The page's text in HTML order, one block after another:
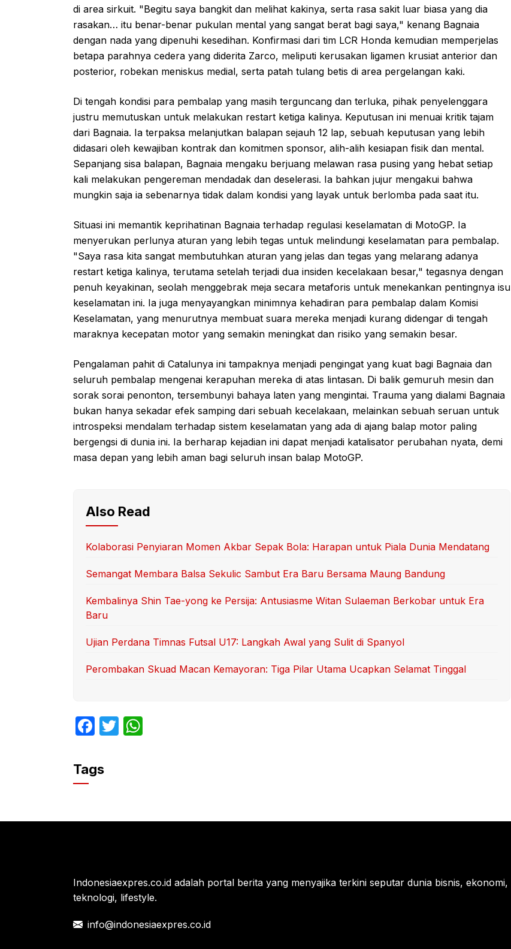
di area sirkuit. "Begitu saya bangkit dan melihat kakinya, serta rasa sakit luar biasa yang dia
rasakan… itu benar-benar pukulan mental yang sangat berat bagi saya," kenang Bagnaia
dengan nada yang dipenuhi kesedihan. Konfirmasi dari tim LCR Honda kemudian memperjelas
betapa parahnya cedera yang diderita Zarco, meliputi kerusakan ligamen krusiat anterior dan
posterior, robekan meniskus medial, serta patah tulang betis di area pergelangan kaki.
Di tengah kondisi para pembalap yang masih terguncang dan terluka, pihak penyelenggara
justru memutuskan untuk melakukan restart ketiga kalinya. Keputusan ini menuai kritik tajam
dari Bagnaia. Ia terpaksa melanjutkan balapan sejauh 12 lap, sebuah keputusan yang lebih
didasari oleh kewajiban kontrak dan komitmen sponsor, alih-alih kesiapan fisik dan mental.
Sepanjang sisa balapan, Bagnaia mengaku berjuang melawan rasa pusing yang hebat setiap
kali melakukan pengereman mendadak dan deselerasi. Ia bahkan jujur mengakui bahwa
mungkin saja ia sebenarnya tidak dalam kondisi yang layak untuk berlomba pada saat itu.
Situasi ini memantik keprihatinan Bagnaia terhadap regulasi keselamatan di MotoGP. Ia
menyerukan perlunya aturan yang lebih tegas untuk melindungi keselamatan para pembalap.
"Saya rasa kita sangat membutuhkan aturan yang jelas dan tegas yang melarang adanya
restart ketiga kalinya, terutama setelah terjadi dua insiden kecelakaan besar," tegasnya dengan
penuh keyakinan, seolah menggebrak meja secara metaforis untuk menekankan pentingnya isu
keselamatan ini. Ia juga menyayangkan minimnya kehadiran para pembalap dalam Komisi
Keselamatan, yang menurutnya membuat suara mereka menjadi kurang didengar di tengah
maraknya kecepatan motor yang semakin meningkat dan risiko yang semakin besar.
Pengalaman pahit di Catalunya ini tampaknya menjadi pengingat yang kuat bagi Bagnaia dan
seluruh pembalap mengenai kerapuhan mereka di atas lintasan. Di balik gemuruh mesin dan
sorak sorai penonton, tersembunyi bahaya laten yang mengintai. Trauma yang dialami Bagnaia
bukan hanya sekadar efek samping dari sebuah kecelakaan, melainkan sebuah seruan untuk
introspeksi mendalam terhadap sistem keselamatan yang ada di ajang balap motor paling
bergengsi di dunia ini. Ia berharap kejadian ini dapat menjadi katalisator perubahan nyata, demi
masa depan yang lebih aman bagi seluruh insan balap MotoGP.
Also Read
Kolaborasi Penyiaran Momen Akbar Sepak Bola: Harapan untuk Piala Dunia Mendatang
Semangat Membara Balsa Sekulic Sambut Era Baru Bersama Maung Bandung
Kembalinya Shin Tae-yong ke Persija: Antusiasme Witan Sulaeman Berkobar untuk Era
Baru
Ujian Perdana Timnas Futsal U17: Langkah Awal yang Sulit di Spanyol
Perombakan Skuad Macan Kemayoran: Tiga Pilar Utama Ucapkan Selamat Tinggal
F
c
e
o
T
p
Tags
Indonesiaexpres.co.id adalah portal berita yang menyajika terkini seputar dunia bisnis, ekonomi,
teknologi, lifestyle.
info@indonesiaexpres.co.id